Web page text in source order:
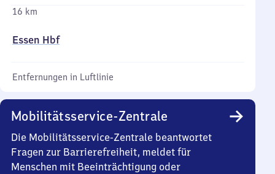
16 km
Essen Hbf
Entfernungen in Luftlinie
Mobilitätsservice-Zentrale
Die Mobilitätsservice-Zentrale beantwortet
Fragen zur Barrierefreiheit, meldet für
Menschen mit Beeinträchtigung oder